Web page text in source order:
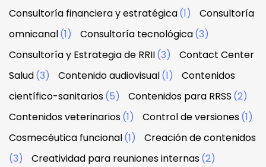
Consultoría financiera y estratégica(1)
Consultoría
omnicanal(1) Consultoría tecnológica(3)
Consultoría y Estrategia de RRII(3)
Contact Center
Salud(3) Contenido audiovisual(1)
Contenidos
científico-sanitarios(5) Contenidos para RRSS (2)
Contenidos veterinarios(1) Control de versiones(1)
Cosmecéutica funcional(1)
Creación de contenidos
(3)
Creatividad para reuniones internas(2)